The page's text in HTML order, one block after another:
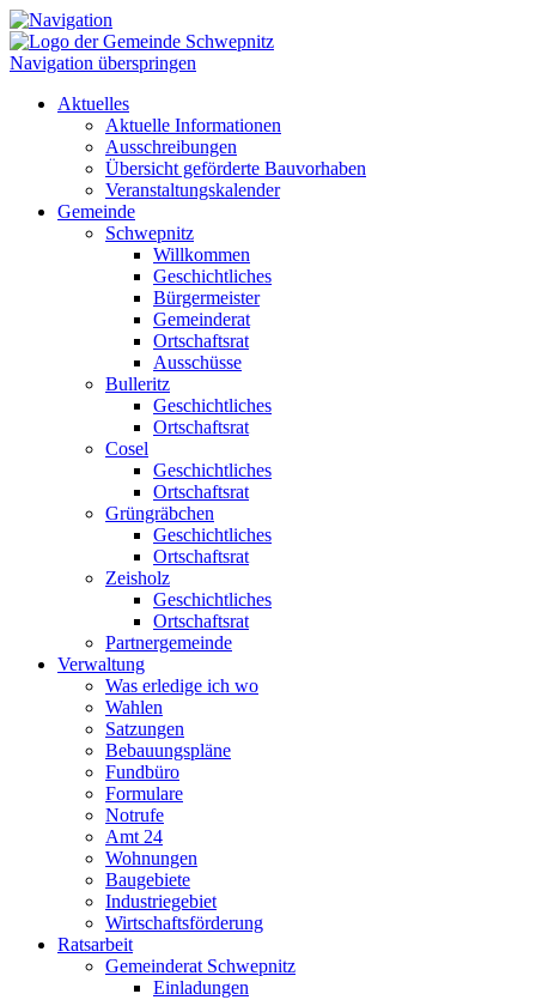
Navigation überspringen
Aktuelles
Aktuelle Informationen
Ausschreibungen
Übersicht geförderte Bauvorhaben
Veranstaltungskalender
Gemeinde
Schwepnitz
Willkommen
Geschichtliches
Bürgermeister
Gemeinderat
Ortschaftsrat
Ausschüsse
Bulleritz
Geschichtliches
Ortschaftsrat
Cosel
Geschichtliches
Ortschaftsrat
Grüngräbchen
Geschichtliches
Ortschaftsrat
Zeisholz
Geschichtliches
Ortschaftsrat
Partnergemeinde
Verwaltung
Was erledige ich wo
Wahlen
Satzungen
Bebauungspläne
Fundbüro
Formulare
Notrufe
Amt 24
Wohnungen
Baugebiete
Industriegebiet
Wirtschaftsförderung
Ratsarbeit
Gemeinderat Schwepnitz
Einladungen